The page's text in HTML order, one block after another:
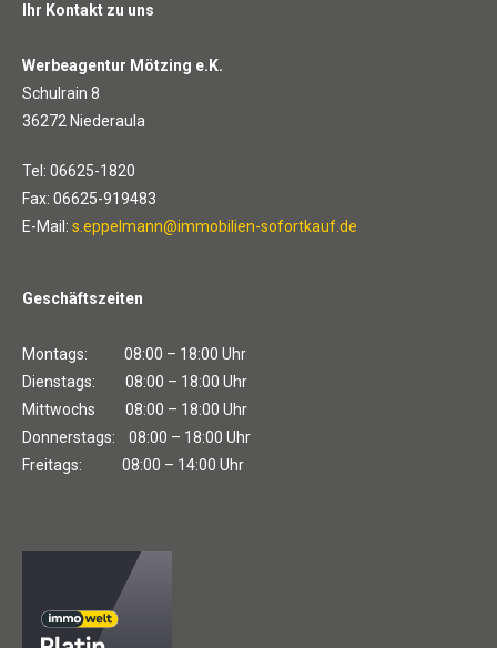
Ihr Kontakt zu uns
Werbeagentur Mötzing e.K.
Schulrain 8
36272 Niederaula
Tel: 06625-1820
Fax: 06625-919483
E-Mail: s.eppelmann@immobilien-sofortkauf.de
Geschäftszeiten
Montags: 08:00 – 18:00 Uhr
Dienstags: 08:00 – 18:00 Uhr
Mittwochs 08:00 – 18:00 Uhr
Donnerstags: 08:00 – 18:00 Uhr
Freitags: 08:00 – 14:00 Uhr